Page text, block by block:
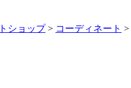
ショップ> コーディネート >